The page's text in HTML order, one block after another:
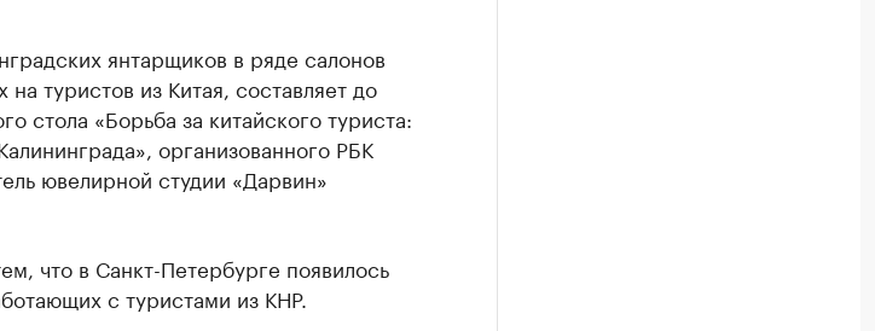
янтарщиков в ряде салонов
туристов из Китая, составляет до
стола «Борьба за китайского туриста:
организованного РБК
ювелирной студии «Дарвин»
что в Санкт-Петербурге появилось
с туристами из КНР.